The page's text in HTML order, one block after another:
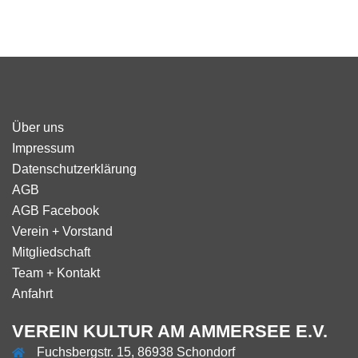
Über uns
Impressum
Datenschutzerklärung
AGB
AGB Facebook
Verein + Vorstand
Mitgliedschaft
Team + Kontakt
Anfahrt
VEREIN KULTUR AM AMMERSEE E.V.
Fuchsbergstr. 15, 86938 Schondorf